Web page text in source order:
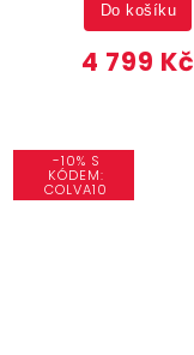
4 799 Kč
Do košíku
-10% S
KÓDEM:
COLVA10